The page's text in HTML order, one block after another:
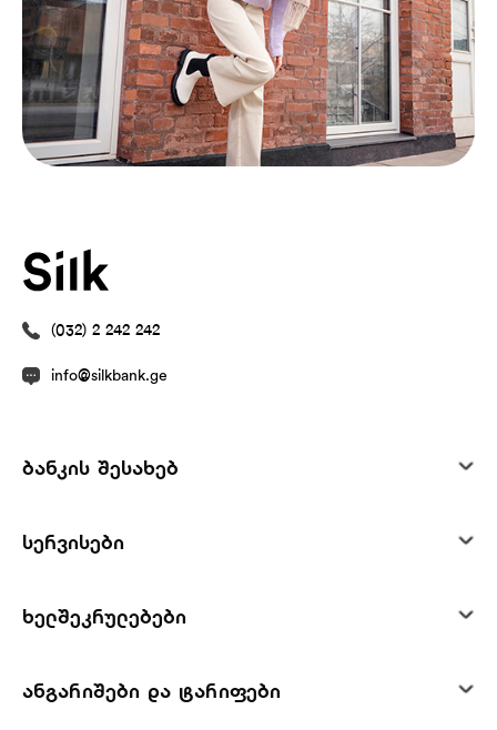
(032) 2 242 242
info@silkbank.ge
ბანკის შესახებ
სერვისები
ხელშეკრულებები
ანგარიშები და ტარიფები